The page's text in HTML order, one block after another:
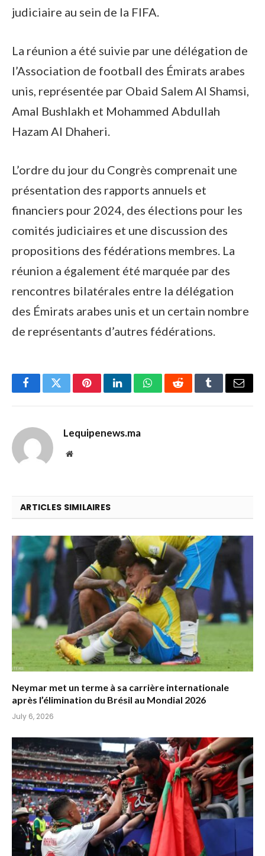
judiciaire au sein de la FIFA.
La réunion a été suivie par une délégation de
l’Association de football des Émirats arabes
unis, représentée par Obaid Salem Al Shamsi,
Amal Bushlakh et Mohammed Abdullah
Hazam Al Dhaheri.
L’ordre du jour du Congrès comprenait une
présentation des rapports annuels et
financiers pour 2024, des élections pour les
comités judiciaires et une discussion des
propositions des fédérations membres. La
réunion a également été marquée par des
rencontres bilatérales entre la délégation
des Émirats arabes unis et un certain nombre
de représentants d’autres fédérations.
FacebookTwitterPinterestLinkedInWhatsAppRedditTumblrEmail
Lequipenews.ma
Website
ARTICLES SIMILAIRES
Neymar met un terme à sa carrière internationale
après l’élimination du Brésil au Mondial 2026
July 6, 2026